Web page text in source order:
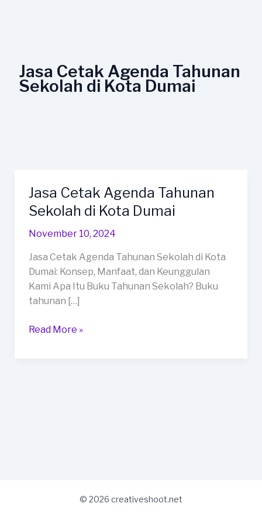
Jasa Cetak Agenda Tahunan
Sekolah di Kota Dumai
Jasa Cetak Agenda Tahunan
Sekolah di Kota Dumai
November 10, 2024
Jasa Cetak Agenda Tahunan Sekolah di Kota
Dumai: Konsep, Manfaat, dan Keunggulan
Kami Apa Itu Buku Tahunan Sekolah? Buku
tahunan […]
Jasa
Cetak
Agenda
Tahunan
di
Kota
Dumai
Read More »
© 2026 creativeshoot.net